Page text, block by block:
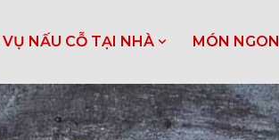
VỤ NẤU CỖ TẠI NHÀ MÓN NGON